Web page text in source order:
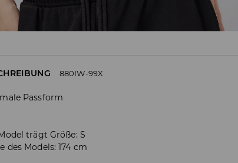
880IW-99X
Passform
trägt Größe: S
des Models: 174 cm